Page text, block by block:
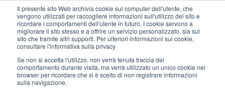
Il presente sito Web archivia cookie sul computer dell'utente, che
vengono utilizzati per raccogliere informazioni sull'utilizzo del sito e
ricordare i comportamenti dell'utente in futuro. I cookie servono a
migliorare il sito stesso e a offrire un servizio personalizzato, sia sul
sito che tramite altri supporti. Per ulteriori informazioni sui cookie,
consultare l'informativa sulla privacy
Se non si accetta l'utilizzo, non verrà tenuta traccia del
comportamento durante visita, ma verrà utilizzato un unico cookie nel
browser per ricordare che si è scelto di non registrare informazioni
sulla navigazione.
birre estere
COMING SOON
gastronomia e del menù settimanale devono essere indicati
nello spazio apposito in sede di checkout